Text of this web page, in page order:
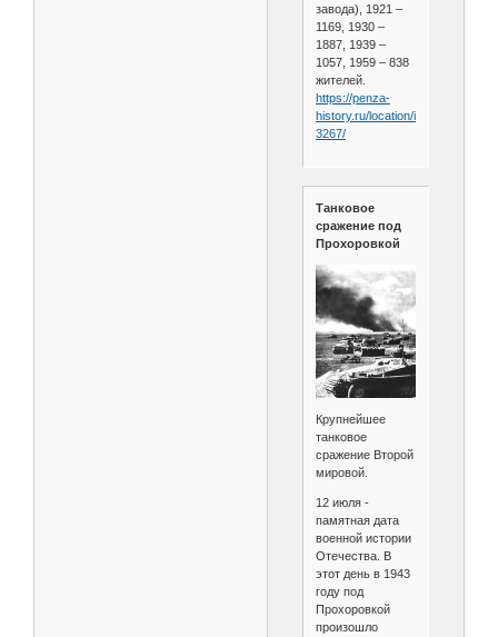
завода), 1921 –
1169, 1930 –
1887, 1939 –
1057, 1959 – 838
жителей.
https://penza-
history.ru/location/ivanovka-
3267/
Танковое
сражение под
Прохоровкой
Крупнейшее
танковое
сражение Второй
мировой.
12 июля -
памятная дата
военной истории
Отечества. В
этот день в 1943
году под
Прохоровкой
произошло